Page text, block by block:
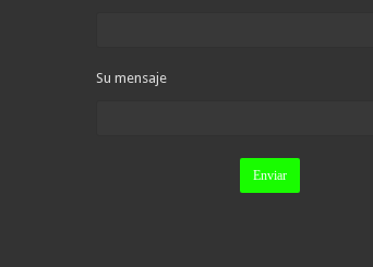
Su mensaje